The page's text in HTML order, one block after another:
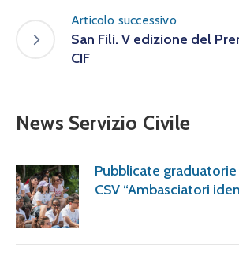
Articolo successivo
San Fili. V edizione del
CIF
News Servizio Civile
Pubblicate
CSV “Ambasciatori